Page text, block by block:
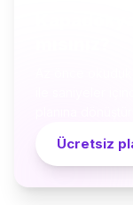
Ücretsiz